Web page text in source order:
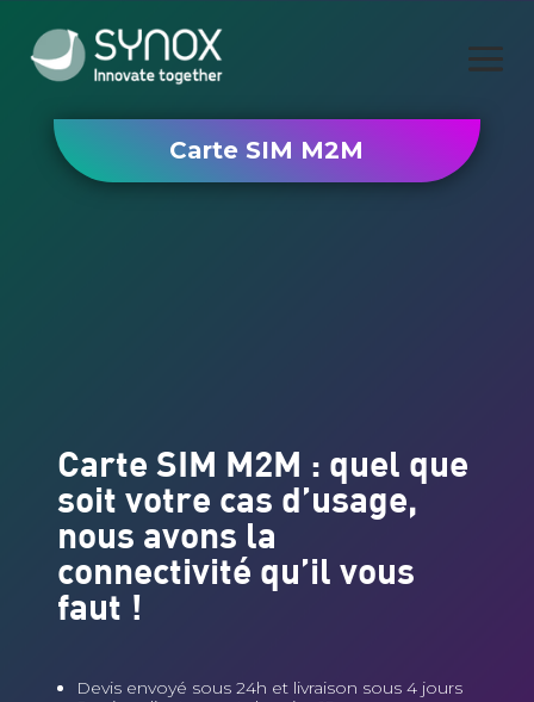
Carte SIM M2M
Carte SIM M2M : quel que
soit votre cas d’usage,
nous avons la
connectivité qu’il vous
faut !
Devis envoyé sous 24h et livraison sous 4 jours